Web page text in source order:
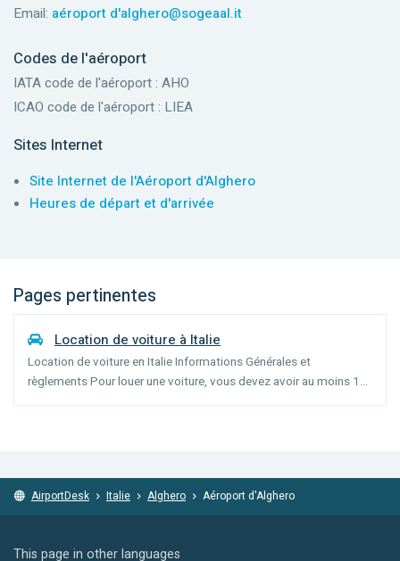
Email: aéroport d'alghero@sogeaal.it
Codes de l'aéroport
IATA code de l'aéroport : AHO
ICAO code de l'aéroport : LIEA
Sites Internet
Site Internet de l'Aéroport d'Alghero
Heures de départ et d'arrivée
Pages pertinentes
Location de voiture à Italie
Location de voiture en Italie Informations Générales et
règlements Pour louer une voiture, vous devez avoir au moins 18
AirportDesk Italie Alghero Aéroport d'Alghero
This page in other languages